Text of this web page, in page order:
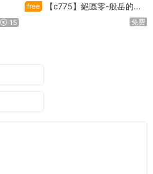
15
free
【c775】絕區零-般岳的訓
免费